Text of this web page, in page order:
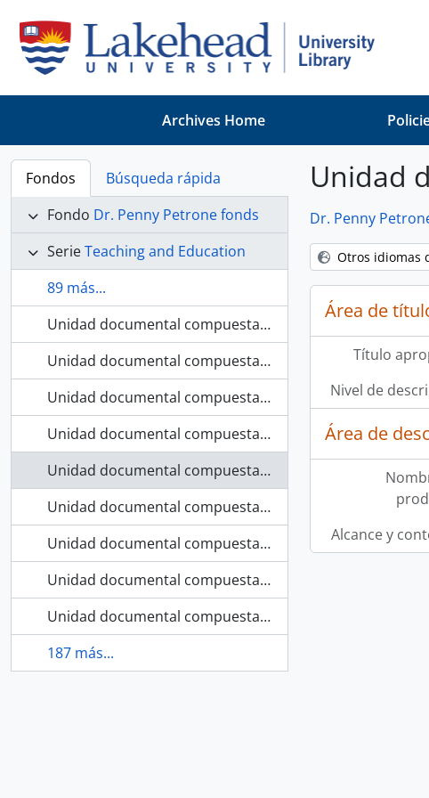
Archives Home
Fondos
Búsqueda rápida
Fondo Dr. Penny Petrone fonds
SerieTeaching and Education
89 más...
Unidad documental compuestaLiterary Criticism: Univ.
Unidad documental compuestaTeaching: Othello
Unidad documental compuestaTeaching: The Tempest
Unidad documental compuestaTeaching: Creative
Unidad documental compuesta“The Highwayman” –
Unidad documental compuestaDescriptive Writing
Unidad documental compuestaCourse of Study
Unidad documental compuestaTeaching: Paragraph
Unidad documental compuestaFrame, Douglas:
187 más...
Unidad
Dr. Penny
Otros idiomas
Área de
Título
Nivel de
Área de
Alcance y